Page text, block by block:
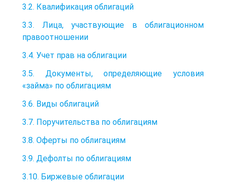
3.2. Квалификация облигаций
3.3. Лица, участвующие в облигационном
правоотношении
3.4. Учет прав на облигации
3.5. Документы, определяющие условия
«займа» по облигациям
3.6. Виды облигаций
3.7. Поручительства по облигациям
3.8. Оферты по облигациям
3.9. Дефолты по облигациям
3.10. Биржевые облигации